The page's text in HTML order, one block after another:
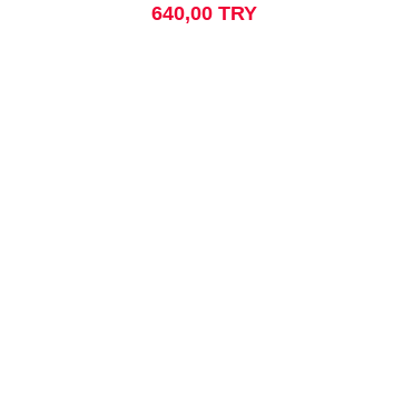
Prix
640,00 TRY